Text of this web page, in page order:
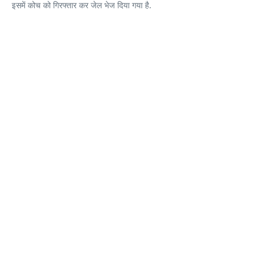
इसमें कोच को गिरफ्तार कर जेल भेज दिया गया है.